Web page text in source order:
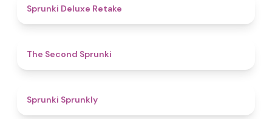
Sprunki Deluxe Retake
The Second Sprunki
Sprunki Sprunkly